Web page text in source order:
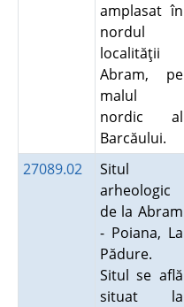
amplasat în
nordul
localităţii
Abram, pe
malul
nordic al
Barcăului.
27089.02
Situl
arheologic
de la Abram
- Poiana, La
Pădure.
Situl se află
situat la